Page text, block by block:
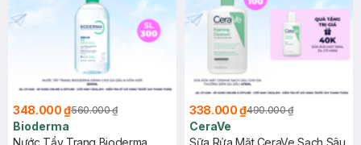
348.000 ₫560.000 ₫
Bioderma
Nước Tẩy Trang Bioderma
338.000 ₫490.000 ₫
CeraVe
Sữa Rửa Mặt CeraVe Sạch Sâu